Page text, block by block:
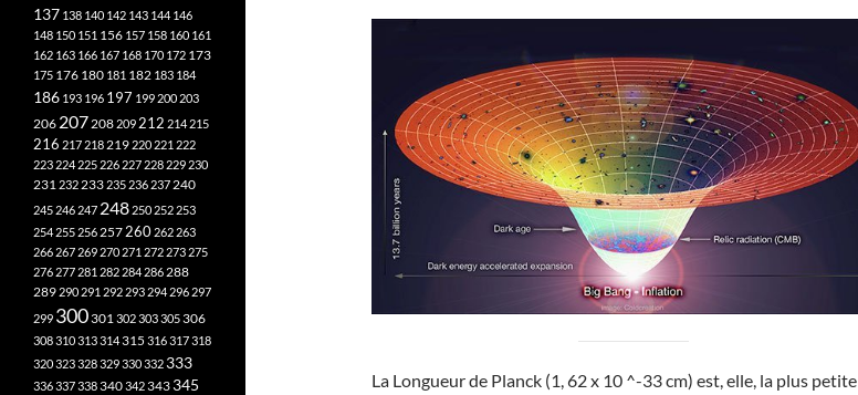
La Longueur de Planck (1, 62 x 10 ^-33 cm) est, elle, la plus petite
137 138 140 142 143 144 146
148 150 151 156 157 158 160 161
162 163 166 167 168 170 172 173
175 176 180 181 182 183 184
186 193 196 197 199 200 203
206 207 208 209 212 214 215
216 217 218219 220 221 222
223 224 225 226 227 228 229 230
231 232 233 235 236 237240
245 246 247248 250 252 253
254 255 256257 260 262 263
266 267 269 270 271 272 273 275
276 277 281 282 284 286 288
289 290 291 292 293 294 296 297
299 300301302303305306
308310313314315 316317318
320323328329330332 333
336337338340342343 345